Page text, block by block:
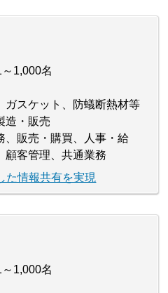
1,000名
ガスケット、防蟻断熱材等
造・販売
、販売・購買、人事・給
顧客管理、共通業務
た情報共有を実現
1,000名